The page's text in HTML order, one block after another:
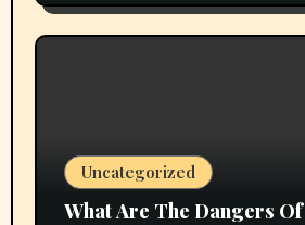
Uncategorized
What Are The Dangers